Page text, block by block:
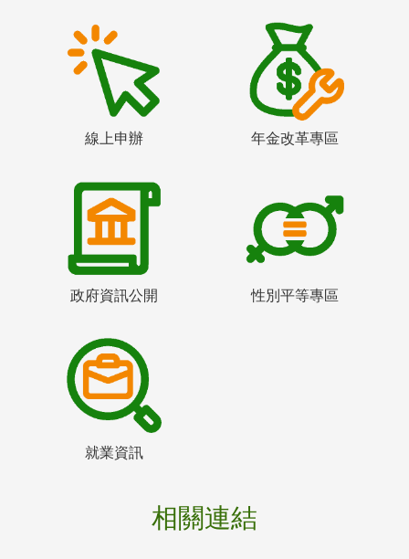
線上申辦 年金改革專區
政府資訊公開 性別平等專區
就業資訊
相關連結